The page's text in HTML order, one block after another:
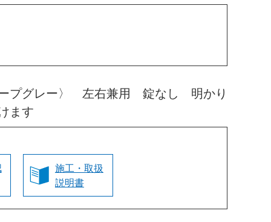
プグレー〉 左右兼用 錠なし 明かり
ます
施工・取扱
説明書